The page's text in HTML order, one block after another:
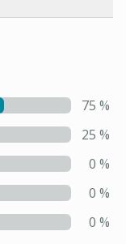
75 %
25 %
0 %
0 %
0 %